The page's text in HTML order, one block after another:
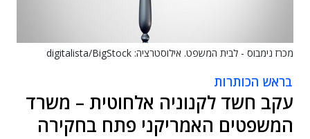
מכרז נימבוס - לבית המשפט. אילוסטרציה: digitalista/BigStock
בראש הכותרות
עקב חשד לקנוניה אלחוטית – משרד
המשפטים האמריקני פתח בחקירה